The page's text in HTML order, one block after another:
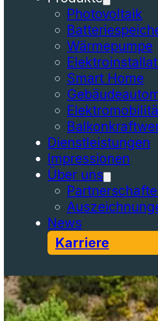
Photovoltaik
Wärmepumpe
Smart Home
Dienstleistungen
Impressionen
Über uns
News
Karriere